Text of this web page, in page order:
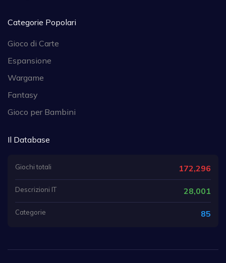
Categorie Popolari
Gioco di Carte
Espansione
Wargame
Fantasy
Gioco per Bambini
Il Database
Giochi totali 172,296
Descrizioni IT 28,001
Categorie 85